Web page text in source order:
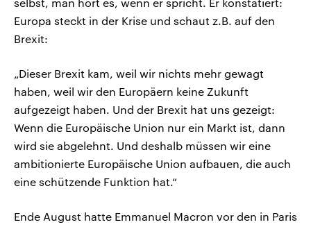
selbst, man hört es, wenn er spricht. Er konstatiert:
Europa steckt in der Krise und schaut z.B. auf den
Brexit:
„Dieser Brexit kam, weil wir nichts mehr gewagt
haben, weil wir den Europäern keine Zukunft
aufgezeigt haben. Und der Brexit hat uns gezeigt:
Wenn die Europäische Union nur ein Markt ist, dann
wird sie abgelehnt. Und deshalb müssen wir eine
ambitionierte Europäische Union aufbauen, die auch
eine schützende Funktion hat.“
Ende August hatte Emmanuel Macron vor den in Paris